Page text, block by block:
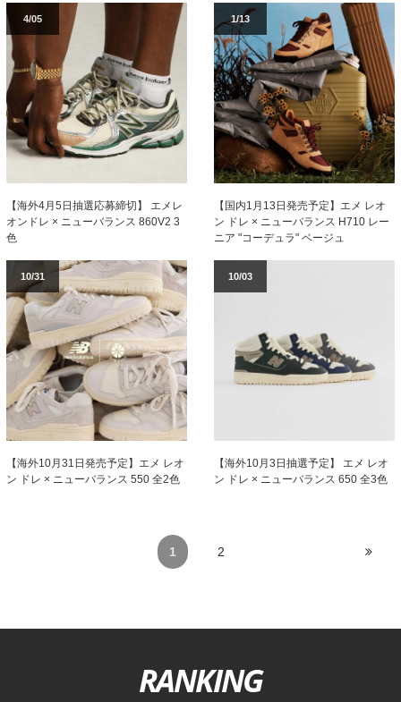
4/05
【海外4月5日抽選応募締切】 エメレ
オンドレ × ニューバランス 860V2 3
色
1/13
【国内1月13日発売予定】エメ レオ
ン ドレ × ニューバランス H710 レー
ニア "コーデュラ" ベージュ
10/31
【海外10月31日発売予定】エメ レオ
ン ドレ × ニューバランス 550 全2色
10/03
【海外10月3日抽選予定】 エメ レオ
ン ドレ × ニューバランス 650 全3色
1 2
RANKING